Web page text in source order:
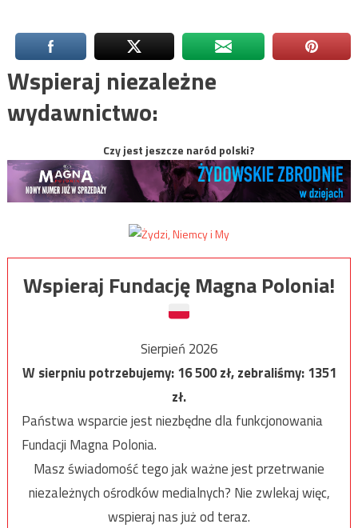
Wspieraj niezależne
wydawnictwo:
Czy jest jeszcze naród polski?
Wspieraj Fundację Magna Polonia!
Sierpień 2026
W sierpniu potrzebujemy:16 500zł, zebraliśmy:1351
zł.
Państwa wsparcie jest niezbędne dla funkcjonowania
Fundacji Magna Polonia.
Masz świadomość tego jak ważne jest przetrwanie
niezależnych ośrodków medialnych? Nie zwlekaj więc,
wspieraj nas już od teraz.